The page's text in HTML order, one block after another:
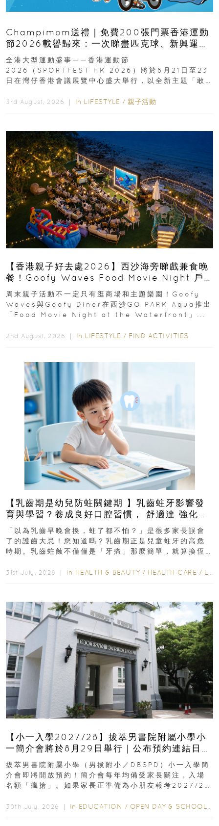
Champimom送禮｜免費200張門票香港運動
節2026載譽歸來：一次睇盡匹克球、新興運
動、街舞比賽＋逾百運動品牌展覽
全港大型運動盛事——香港運動節
2026（SPORTFEST HK 2026）將於8月21日至23
日在灣仔香港會議展覽中心盛大舉行，以全新主題「敢
3rd August, 2026 ｜ In LIFESTYLE / 親子活動
【香港親子好去處2026】西沙海旁睇戲兼食晚
餐！Goofy Waves Food Movie Night 戶
外影院逢週末登場
周末親子活動不一定只有逛商場和主題樂園！Goofy
Waves與Goofy Diner在西沙GO PARK Aqua推出
「Food Movie Night at the Waterfront」...
2nd August, 2026 ｜ In LIFESTYLE / FIND ACTIVITIES
【乳齒期是幼兒防蛀關鍵期 】乳齒蛀牙影響發
育與學習？養成良好口腔習慣， 舒適達 強化琺
瑯質 兒童牙膏防護指南
「以為乳齒早晚會換，蛀了都不怕？」是很多家長誤會
了的護齒大忌！您知道嗎？乳齒期正是兒童蛀牙的高危
時期。乳齒蛀蝕不僅僅是「牙痛」那麼簡單，就算換恆
31st July, 2026 ｜ In HEALTH & BEAUTY / HEALTH CARE / LIFESTYLE
【小一入學2027/28】拔萃男書院附屬小學小
一簡介會將於8月29日舉行｜公布預約連結日期
｜更設有網上重溫
拔萃男書院附屬小學（男拔附小／DBSPD）小一入學簡
介會即將開放預約！簡介會每年均備受家長關注，入場
名額「瘋搶」。如果家長正準備為小朋友報考2027/28
30th July, 2026 ｜ In EDUCATION / OPEN DAY & SCHOOL EVENTS